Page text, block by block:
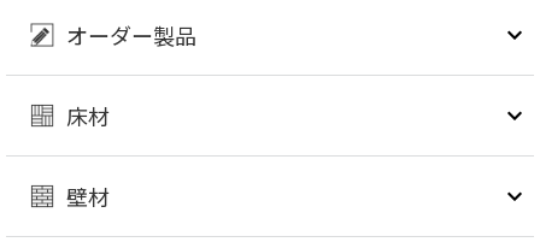
オーダー製品
床材
壁材